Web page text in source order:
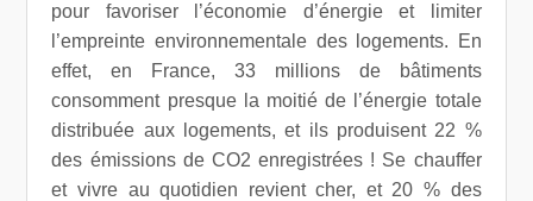
pour favoriser l’économie d’énergie et limiter
l’empreinte environnementale des logements. En
effet, en France, 33 millions de bâtiments
consomment presque la moitié de l’énergie totale
distribuée aux logements, et ils produisent 22 %
des émissions de CO2 enregistrées ! Se chauffer
et vivre au quotidien revient cher, et 20 % des